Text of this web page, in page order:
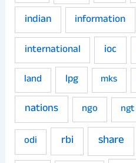
indian
information
international
ioc
land lpg mks
nations ngo ngt
odi
rbi share